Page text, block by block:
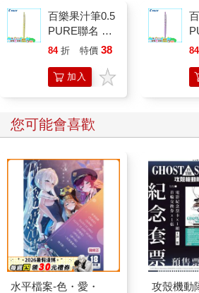
百樂果汁筆0.5
PURE聯名 檸
檬(限量)
84 折 特價 38
加入
84
您可能會喜歡
水平檔案-色・愛・
攻殼機動